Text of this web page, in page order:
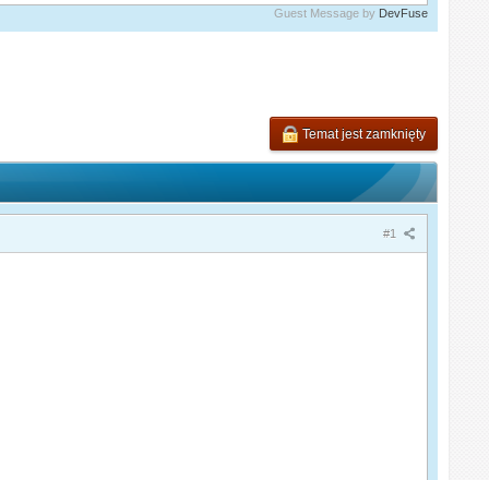
Guest Message by DevFuse
Temat jest zamknięty
#1